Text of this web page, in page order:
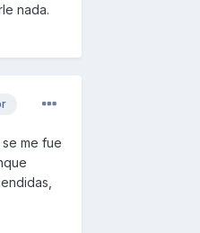
nada.
me fue